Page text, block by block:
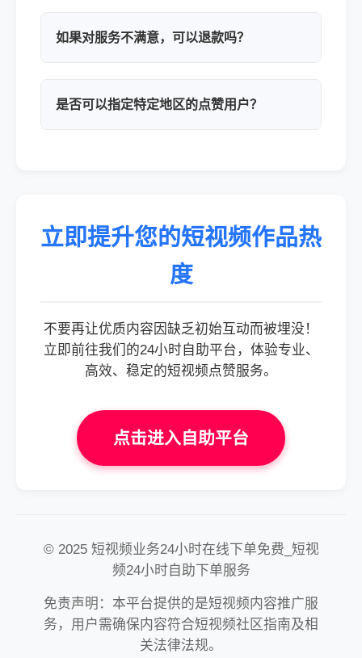
如果对服务不满意，可以退款吗？
是否可以指定特定地区的点赞用户？
立即提升您的短视频作品热
度
不要再让优质内容因缺乏初始互动而被埋没！
立即前往我们的24小时自助平台，体验专业、
高效、稳定的短视频点赞服务。
点击进入自助平台
© 2025 短视频业务24小时在线下单免费_短视
频24小时自助下单服务
免责声明：本平台提供的是短视频内容推广服
务，用户需确保内容符合短视频社区指南及相
关法律法规。